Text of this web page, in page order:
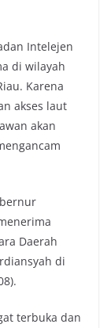
Intelejen
di wilayah
Karena
akses laut
akan
Daerah
di
terbuka dan